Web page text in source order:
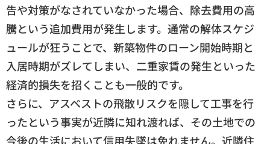
告や対策がなされていなかった場合、除去費用の高
騰という追加費用が発生します。通常の解体スケジ
ュールが狂うことで、新築物件のローン開始時期と
入居時期がズレてしまい、二重家賃の発生といった
経済的損失を招くことも一般的です。
さらに、アスベストの飛散リスクを隠して工事を行
ったという事実が近隣に知れ渡れば、その土地での
今後の生活において信用失墜は免れません。近隣住